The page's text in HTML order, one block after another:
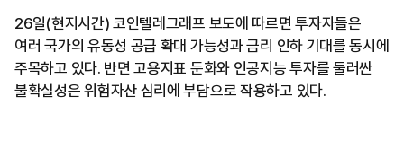
26일(현지시간) 코인텔레그래프 보도에 따르면 투자자들은
여러 국가의 유동성 공급 확대 가능성과 금리 인하 기대를 동시에
주목하고 있다. 반면 고용지표 둔화와 인공지능 투자를 둘러싼
불확실성은 위험자산 심리에 부담으로 작용하고 있다.